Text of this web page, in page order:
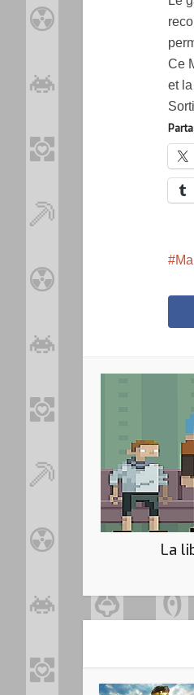
Ce
et
La